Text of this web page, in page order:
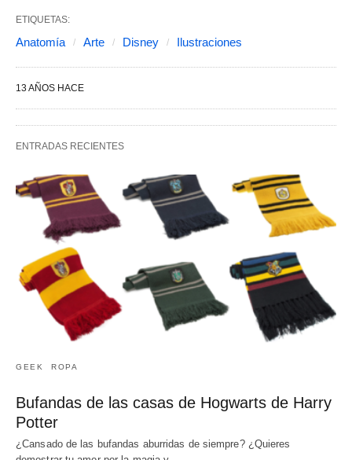
ETIQUETAS:
Anatomía Arte Disney Ilustraciones
13 AÑOS HACE
ENTRADAS RECIENTES
GEEK ROPA
Bufandas de las casas de Hogwarts de Harry
Potter
¿Cansado de las bufandas aburridas de siempre? ¿Quieres